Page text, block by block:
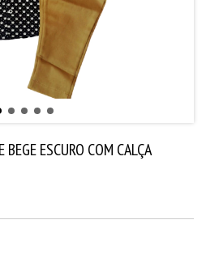
ESCURO COM CALÇA